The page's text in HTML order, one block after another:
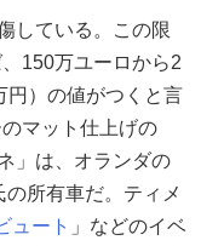
している。この限
150万ユーロから2
円）の値がつくと言
マット仕上げの
」は、オランダの
所有車だ。ティメ
ュート 」などのイベ